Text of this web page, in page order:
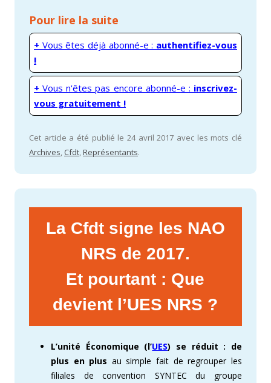
Pour lire la suite
+ Vous êtes déjà abonné-e : authentifiez-vous
!
+ Vous n'êtes pas encore abonné-e : inscrivez-
vous gratuitement !
Cet article a été publié le 24 avril 2017 avec les mots clé
Archives Cfdt Représentants.
La Cfdt signe les NAO
NRS de 2017.
Et pourtant : Que
devient l’UES NRS ?
L’unité Économique (l’UES) se réduit : de
plus en plus au simple fait de regrouper les
filiales de convention SYNTEC du groupe